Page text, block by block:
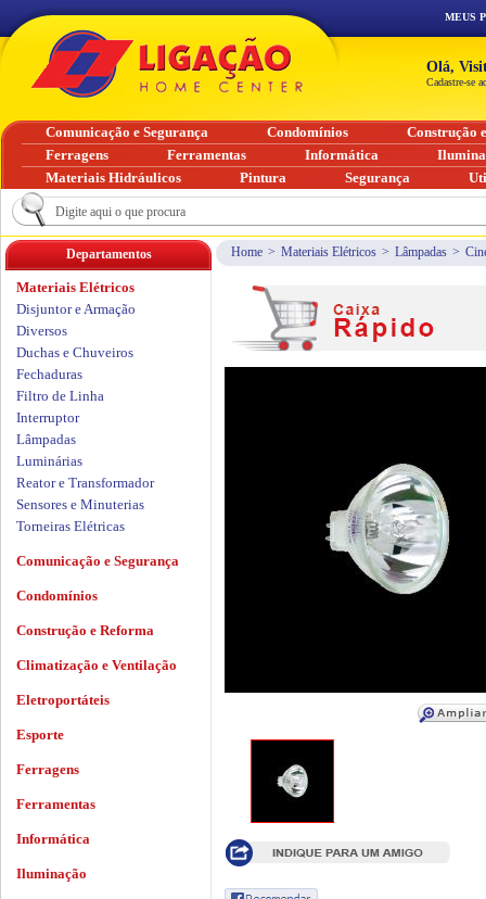
Home > Materiais Elétricos > Lâmpadas >
Departamentos
Materiais Elétricos
Disjuntor e Armação
Diversos
Duchas e Chuveiros
Fechaduras
Filtro de Linha
Interruptor
Lâmpadas
Luminárias
Reator e Transformador
Sensores e Minuterias
Torneiras Elétricas
Comunicação e Segurança
Condomínios
Construção e Reforma
Climatização e Ventilação
Eletroportáteis
Esporte
Ferragens
Ferramentas
Informática
Iluminação
MEUS
Olá,
Cadastre-se
Comunicação e Segurança Condomínios
Construção
Ferragens
Ferramentas Informática
Materiais Hidráulicos
Pintura Segurança